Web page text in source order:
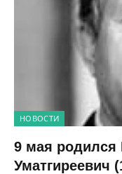
НОВОСТИ
9 мая родился
Уматгиреевич